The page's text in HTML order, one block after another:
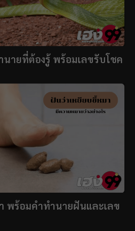
นายที่ต้องรู้ พร้อมเลขรับโชค
พร้อมคำทำนายฝันและเลข